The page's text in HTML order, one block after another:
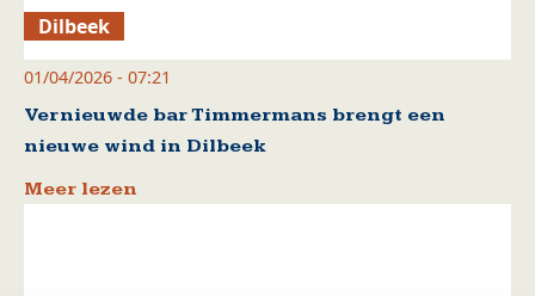
Dilbeek
01/04/2026 - 07:21
Vernieuwde bar Timmermans brengt een
nieuwe wind in Dilbeek
Meer lezen